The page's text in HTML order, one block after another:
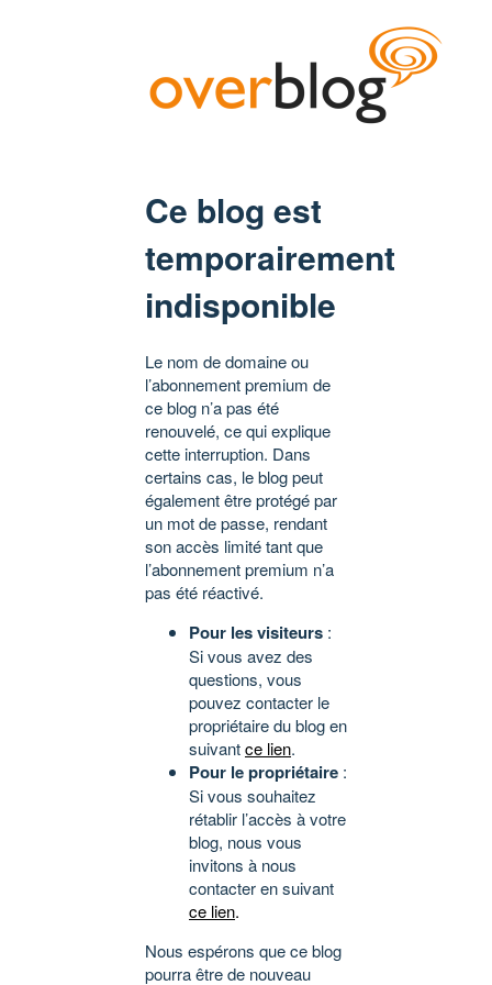
Ce blog est
temporairement
indisponible
Le nom de domaine ou
l’abonnement premium de
ce blog n’a pas été
renouvelé, ce qui explique
cette interruption. Dans
certains cas, le blog peut
également être protégé par
un mot de passe, rendant
son accès limité tant que
l’abonnement premium n’a
pas été réactivé.
Pour les visiteurs :
Si vous avez des
questions, vous
pouvez contacter le
propriétaire du blog en
suivantce lien.
Pour le propriétaire :
Si vous souhaitez
rétablir l’accès à votre
blog, nous vous
invitons à nous
contacter en suivant
ce lien.
Nous espérons que ce blog
pourra être de nouveau